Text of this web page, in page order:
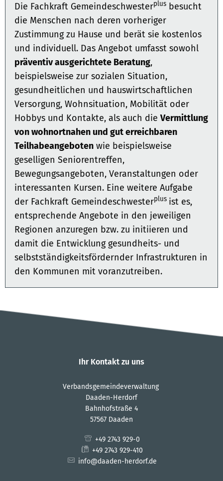
Die Fachkraft Gemeindeschwesterplus besucht
die Menschen nach deren vorheriger
Zustimmung zu Hause und berät sie kostenlos
und individuell. Das Angebot umfasst sowohl
präventiv ausgerichtete Beratung,
beispielsweise zur sozialen Situation,
gesundheitlichen und hauswirtschaftlichen
Versorgung, Wohnsituation, Mobilität oder
Hobbys und Kontakte, als auch die Vermittlung
von wohnortnahen und gut erreichbaren
Teilhabeangeboten wie beispielsweise
geselligen Seniorentreffen,
Bewegungsangeboten, Veranstaltungen oder
interessanten Kursen. Eine weitere Aufgabe
der Fachkraft Gemeindeschwesterplus ist es,
entsprechende Angebote in den jeweiligen
Regionen anzuregen bzw. zu initiieren und
damit die Entwicklung gesundheits- und
selbstständigkeitsfördernder Infrastrukturen in
den Kommunen mit voranzutreiben.
Ihr Kontakt zu uns
Verbandsgemeindeverwaltung
Daaden-Herdorf
Bahnhofstraße 4
57567 Daaden
+49 2743 929-0
+49 2743 929-410
info@daaden-herdorf.de